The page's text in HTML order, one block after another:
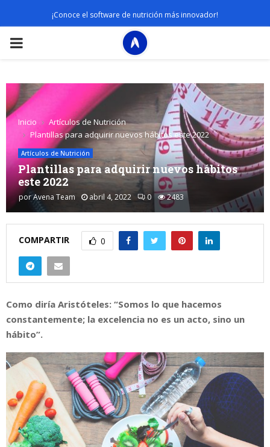
¡Conoce el software de nutrición más innovador!
PRIMARY
Inicio
Artículos de Nutrición
Plantillas para adquirir nuevos hábitos este 2022
Artículos de Nutrición
Plantillas para adquirir nuevos hábitos
este 2022
porAvena Team abril 4, 2022 0 2483
COMPARTIR 0
Como diría Aristóteles: “Somos lo que hacemos
constantemente; la excelencia no es un acto, sino un
hábito”.